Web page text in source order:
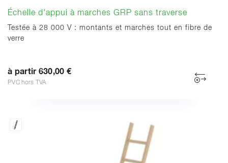
Échelle d'appui à marches GRP sans traverse
Testée à 28 000 V : montants et marches tout en fibre de
verre
à partir 630,00 €
PVC hors TVA